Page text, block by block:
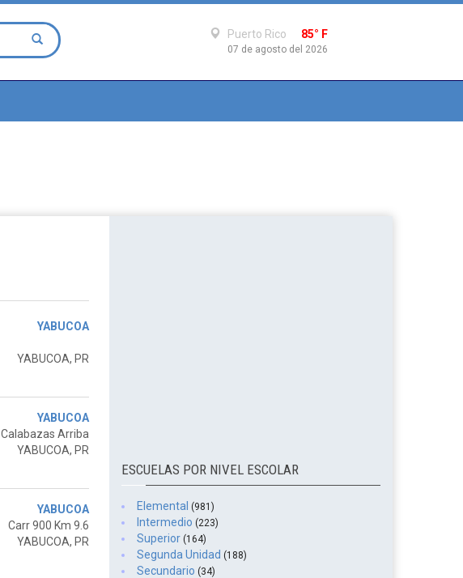
Puerto Rico 85° F
07 de agosto del 2026
YABUCOA
YABUCOA, PR
YABUCOA
Calabazas Arriba
YABUCOA, PR
YABUCOA
Carr 900 Km 9.6
YABUCOA, PR
ESCUELAS POR NIVEL ESCOLAR
Elemental (981)
Intermedio (223)
Superior (164)
Segunda Unidad (188)
Secundario (34)